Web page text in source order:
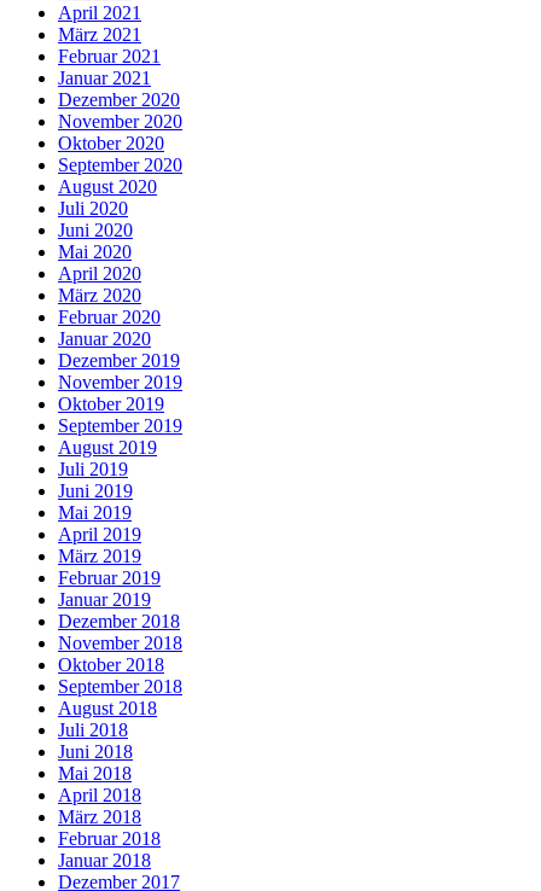
April 2021
März 2021
Februar 2021
Januar 2021
Dezember 2020
November 2020
Oktober 2020
September 2020
August 2020
Juli 2020
Juni 2020
Mai 2020
April 2020
März 2020
Februar 2020
Januar 2020
Dezember 2019
November 2019
Oktober 2019
September 2019
August 2019
Juli 2019
Juni 2019
Mai 2019
April 2019
März 2019
Februar 2019
Januar 2019
Dezember 2018
November 2018
Oktober 2018
September 2018
August 2018
Juli 2018
Juni 2018
Mai 2018
April 2018
März 2018
Februar 2018
Januar 2018
Dezember 2017